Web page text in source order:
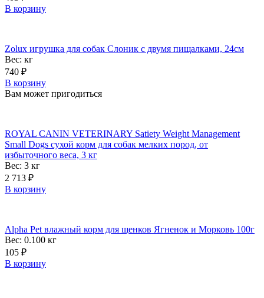
В корзину
Zolux игрушка для собак Слоник с двумя пищалками, 24см
Вес: кг
740 ₽
В корзину
Вам может пригодиться
ROYAL CANIN VETERINARY Satiety Weight Management
Small Dogs сухой корм для собак мелких пород, от
избыточного веса, 3 кг
Вес: 3 кг
2 713 ₽
В корзину
Alpha Pet влажный корм для щенков Ягненок и Морковь 100г
Вес: 0.100 кг
105 ₽
В корзину